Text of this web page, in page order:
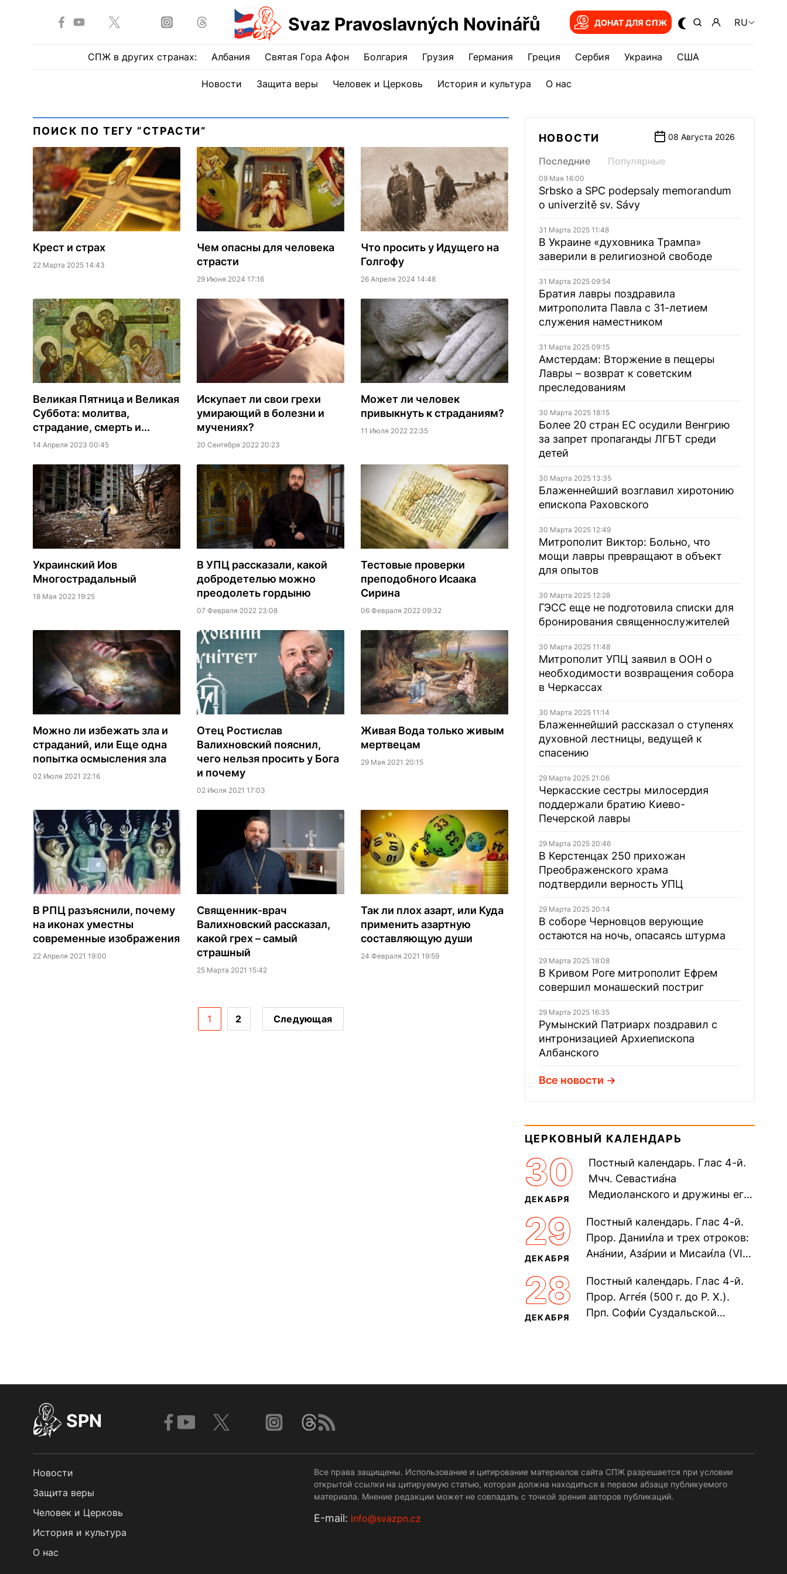
Svaz Pravoslavných Novinářů ДОНАТ ДЛЯ СПЖ RU
СПЖ в других странах: Албания Святая Гора Афон Болгария Грузия Германия Греция Сербия Украина США
Новости Защита веры Человек и Церковь История и культура О нас
ПОИСК ПО ТЕГУ “СТРАСТИ”
Крест и страх
22 Марта 2025 14:43
Чем опасны для человека
страсти
29 Июня 2024 17:16
Что просить у Идущего на
Голгофу
26 Апреля 2024 14:48
Великая Пятница и Великая
Суббота: молитва,
страдание, смерть и...
14 Апреля 2023 00:45
Искупает ли свои грехи
умирающий в болезни и
мучениях?
20 Сентября 2022 20:23
Может ли человек
привыкнуть к страданиям?
11 Июля 2022 22:35
Украинский Иов
Многострадальный
18 Мая 2022 19:25
В УПЦ рассказали, какой
добродетелью можно
преодолеть гордыню
07 Февраля 2022 23:08
Тестовые проверки
преподобного Исаака
Сирина
06 Февраля 2022 09:32
Можно ли избежать зла и
страданий, или Еще одна
попытка осмысления зла
02 Июля 2021 22:16
Отец Ростислав
Валихновский пояснил,
чего нельзя просить у Бога
и почему
02 Июля 2021 17:03
Живая Вода только живым
мертвецам
29 Мая 2021 20:15
В РПЦ разъяснили, почему
на иконах уместны
современные изображения
22 Апреля 2021 19:00
Священник-врач
Валихновский рассказал,
какой грех – самый
страшный
25 Марта 2021 15:42
Так ли плох азарт, или Куда
применить азартную
составляющую души
24 Февраля 2021 19:59
1 2 Следующая
НОВОСТИ 08 Августа 2026
Последние Популярные
09 Мая 16:00
Srbsko a SPC podepsaly memorandum
o univerzitě sv. Sávy
31 Марта 2025 11:48
В Украине «духовника Трампа»
заверили в религиозной свободе
31 Марта 2025 09:54
Братия лавры поздравила
митрополита Павла с 31-летием
служения наместником
31 Марта 2025 09:15
Амстердам: Вторжение в пещеры
Лавры – возврат к советским
преследованиям
30 Марта 2025 18:15
Более 20 стран ЕС осудили Венгрию
за запрет пропаганды ЛГБТ среди
детей
30 Марта 2025 13:35
Блаженнейший возглавил хиротонию
епископа Раховского
30 Марта 2025 12:49
Митрополит Виктор: Больно, что
мощи лавры превращают в объект
для опытов
30 Марта 2025 12:28
ГЭСС еще не подготовила списки для
бронирования священнослужителей
30 Марта 2025 11:48
Митрополит УПЦ заявил в ООН о
необходимости возвращения собора
в Черкассах
30 Марта 2025 11:14
Блаженнейший рассказал о ступенях
духовной лестницы, ведущей к
спасению
29 Марта 2025 21:06
Черкасские сестры милосердия
поддержали братию Киево-
Печерской лавры
29 Марта 2025 20:46
В Керстенцах 250 прихожан
Преображенского храма
подтвердили верность УПЦ
29 Марта 2025 20:14
В соборе Черновцов верующие
остаются на ночь, опасаясь штурма
29 Марта 2025 18:08
В Кривом Роге митрополит Ефрем
совершил монашеский постриг
29 Марта 2025 16:35
Румынский Патриарх поздравил с
интронизацией Архиепископа
Албанского
Все новости
ЦЕРКОВНЫЙ КАЛЕНДАРЬ
30
ДЕКАБРЯ
Постный календарь. Глас 4-й.
Мчч. Севастиа́на
Медиоланского и дружины его:
жены его Зо́и, Касто́рия,
Транквилли́на,...
29
ДЕКАБРЯ
Постный календарь. Глас 4-й.
Прор. Дании́ла и трех отроков:
Ана́нии, Аза́рии и Мисаи́ла (VI–V
(в схиме Стефа́на)...
28
ДЕКАБРЯ
Постный календарь. Глас 4-й.
Прор. Агге́я (500 г. до Р. Х.).
Прп. Софи́и Суздальской
SPN
Новости
Защита веры
Человек и Церковь
История и культура
О нас
Все права защищены. Использование и цитирование материалов сайта СПЖ разрешается при условии
открытой ссылки на цитируемую статью, которая должна находиться в первом абзаце публикуемого
материала. Мнение редакции может не совпадать с точкой зрения авторов публикаций.
Е-mail: info@svazpn.cz